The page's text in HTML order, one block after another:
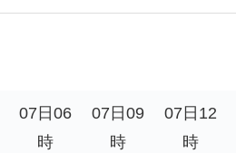
07日06
時
07日09
時
07日12
時